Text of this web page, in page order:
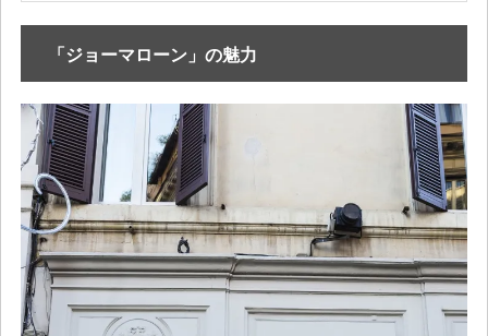
「ジョーマローン」の魅力